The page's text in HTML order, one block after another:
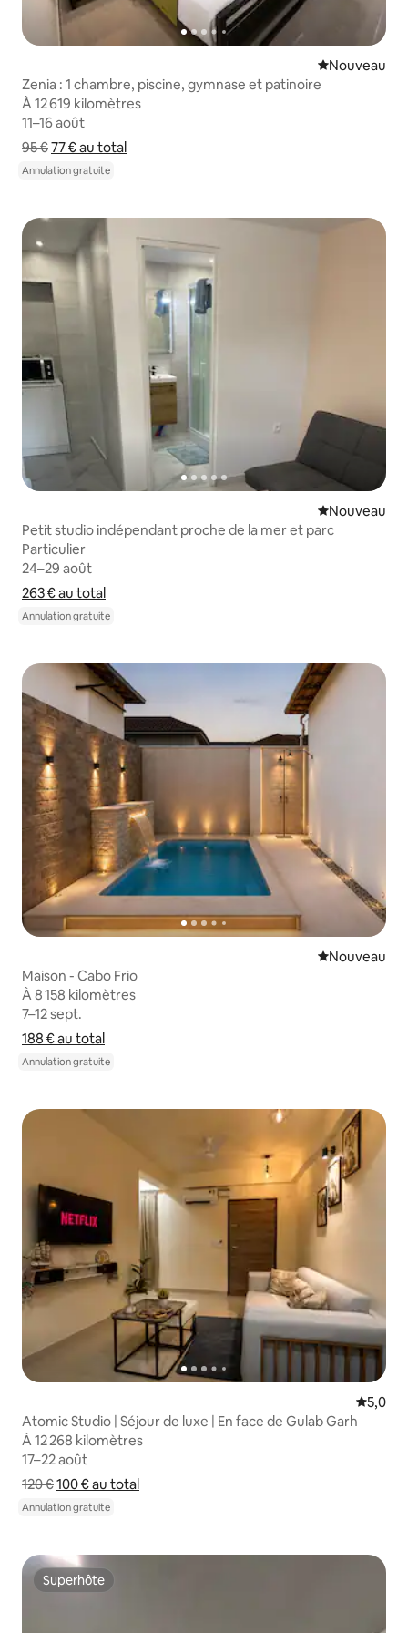
Zenia : 1 chambre, piscine, gymnase et patinoire
À 12 619 kilomètres
À 12 619 kilomètres
11–16 août
11–16 août
95 €77 €au total
Annulation gratuite
Nouvel
Nouveau
Petit studio indépendant proche de la mer et parc
Particulier
Particulier
24–29 août
24–29 août
263 €au total
263 € au total
Annulation gratuite
Nouvel
Nouveau
Maison - Cabo Frio
À 8 158 kilomètres
À 8 158 kilomètres
7–12 sept.
7–12 sept.
188 €au total
188 € au total
Annulation gratuite
Nouvel
Nouveau
Atomic Studio | Séjour de luxe | En face de Gulab Garh
À 12 268 kilomètres
À 12 268 kilomètres
17–22 août
17–22 août
120 €100 €au total
Annulation gratuite
5,0
Superhôte
Superhôte